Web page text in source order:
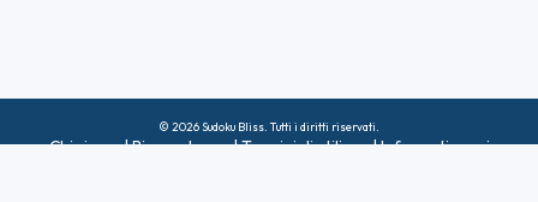
© 2026 Sudoku Bliss. Tutti i diritti riservati.
Chi siamo|Riservatezza|Termini di utilizzo|Informativa sui